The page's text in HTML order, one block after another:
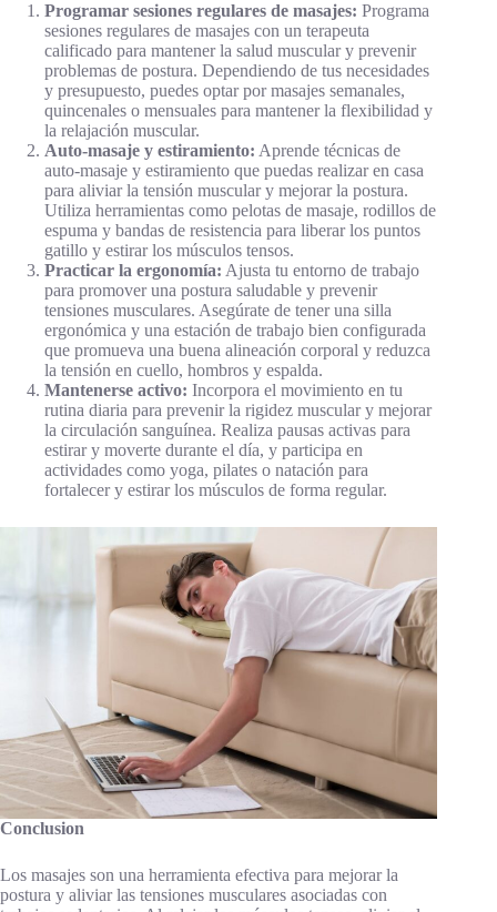
Programar sesiones regulares de masajes: Programa
sesiones regulares de masajes con un terapeuta
calificado para mantener la salud muscular y prevenir
problemas de postura. Dependiendo de tus necesidades
y presupuesto, puedes optar por masajes semanales,
quincenales o mensuales para mantener la flexibilidad y
la relajación muscular.
Auto-masaje y estiramiento: Aprende técnicas de
auto-masaje y estiramiento que puedas realizar en casa
para aliviar la tensión muscular y mejorar la postura.
Utiliza herramientas como pelotas de masaje, rodillos de
espuma y bandas de resistencia para liberar los puntos
gatillo y estirar los músculos tensos.
Practicar la ergonomía: Ajusta tu entorno de trabajo
para promover una postura saludable y prevenir
tensiones musculares. Asegúrate de tener una silla
ergonómica y una estación de trabajo bien configurada
que promueva una buena alineación corporal y reduzca
la tensión en cuello, hombros y espalda.
Mantenerse activo: Incorpora el movimiento en tu
rutina diaria para prevenir la rigidez muscular y mejorar
la circulación sanguínea. Realiza pausas activas para
estirar y moverte durante el día, y participa en
actividades como yoga, pilates o natación para
fortalecer y estirar los músculos de forma regular.
Conclusion
Los masajes son una herramienta efectiva para mejorar la
postura y aliviar las tensiones musculares asociadas con